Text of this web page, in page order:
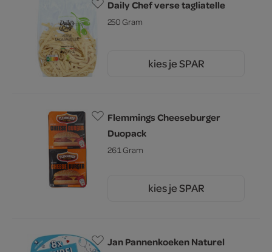
Daily Chef verse tagliatelle
250 Gram
kies je SPAR
Flemmings Cheeseburger
Duopack
261 Gram
kies je SPAR
Jan Pannenkoeken Naturel